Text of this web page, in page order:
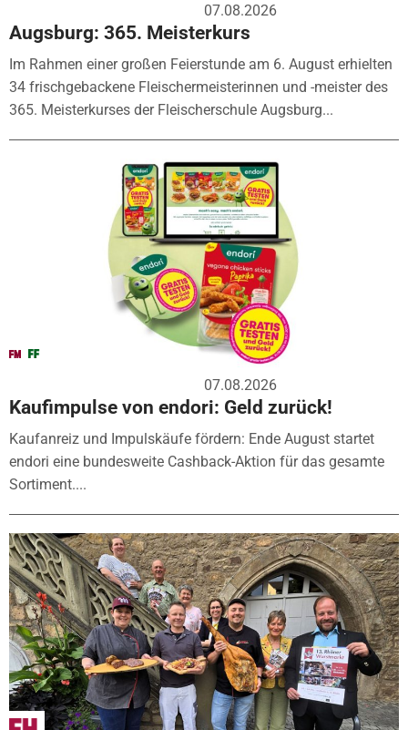
07.08.2026
Augsburg: 365. Meisterkurs
Im Rahmen einer großen Feierstunde am 6. August erhielten
34 frischgebackene Fleischermeisterinnen und -meister des
365. Meisterkurses der Fleischerschule Augsburg...
07.08.2026
Kaufimpulse von endori: Geld zurück!
Kaufanreiz und Impulskäufe fördern: Ende August startet
endori eine bundesweite Cashback-Aktion für das gesamte
Sortiment....